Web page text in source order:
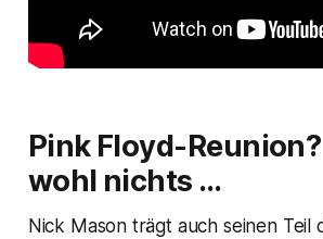
Pink Floyd-
wohl nichts …
Nick Mason trägt auch seinen Teil